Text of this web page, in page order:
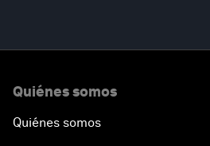
Quiénes somos
Quiénes somos